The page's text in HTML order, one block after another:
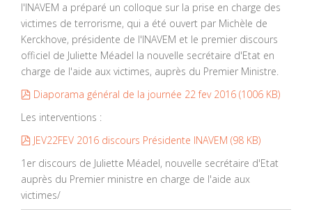
l'INAVEM a préparé un colloque sur la prise en charge des
victimes de terrorisme, qui a été ouvert par Michèle de
Kerckhove, présidente de l'INAVEM et le premier discours
officiel de Juliette Méadel la nouvelle secrétaire d'Etat en
charge de l'aide aux victimes, auprès du Premier Ministre.
pdf
Diaporama général de la journée 22 fev 2016 (1006 KB)
Les interventions :
pdf
JEV22FEV 2016 discours Présidente INAVEM (98 KB)
1er discours de Juliette Méadel, nouvelle secrétaire d'Etat
auprès du Premier ministre en charge de l'aide aux
victimes/